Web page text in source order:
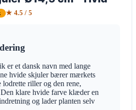
★ 4.5 / 5
er et dansk navn med lange
hvide skjuler bærer mærkets
lodrette riller og den rene,
klare hvide farve klæder en
og lader planten selv